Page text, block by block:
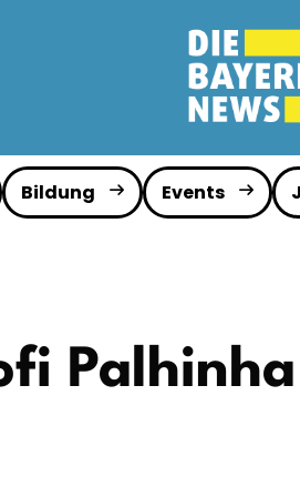
Bildung Events